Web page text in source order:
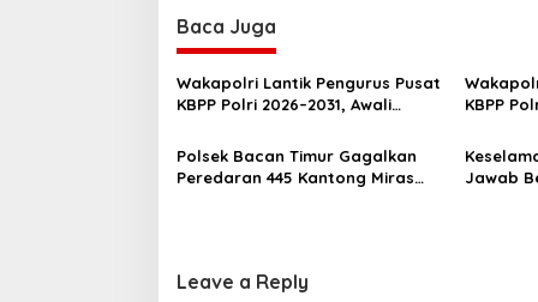
n
a
v
i
g
i
Baca Juga
Wakapolri Lantik Pengurus Pusat
KBPP Polri 2026–2031, Awali
KBPP
Polsek Bacan Timur Gagalkan
Peredaran 445 Kantong Miras
Jawab
Leave a Reply